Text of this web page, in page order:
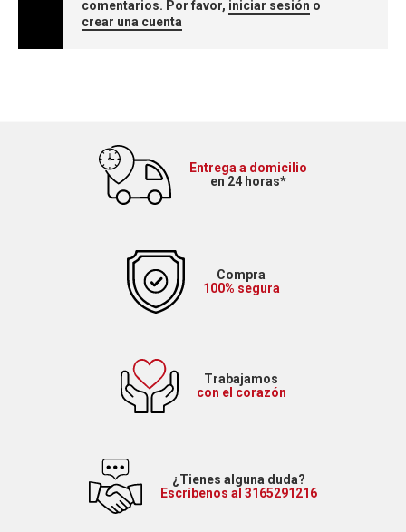
comentarios. Por favor, iniciar sesión o
crear una cuenta
Entrega a domicilio
en 24 horas*
Compra
100% segura
Trabajamos
con el corazón
¿Tienes alguna duda?
Escríbenos al 3165291216